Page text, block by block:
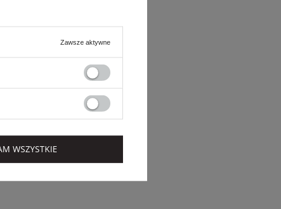
Zawsze aktywne
WSZYSTKIE